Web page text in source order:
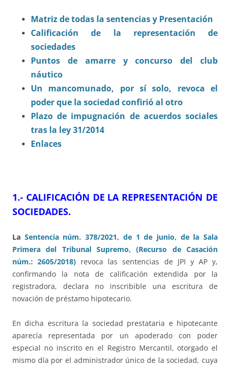
Matriz de todas la sentencias y Presentación
Calificación de la representación de
sociedades
Puntos de amarre y concurso del club
náutico
Un mancomunado, por sí solo, revoca el
poder que la sociedad confirió al otro
Plazo de impugnación de acuerdos sociales
tras la ley 31/2014
Enlaces
1.- CALIFICACIÓN DE LA REPRESENTACIÓN DE
SOCIEDADES.
La Sentencia núm. 378/2021, de 1 de junio, de la Sala
Primera del Tribunal Supremo, (Recurso de Casación
núm.: 2605/2018) revoca las sentencias de JPI y AP y,
confirmando la nota de calificación extendida por la
registradora, declara no inscribible una escritura de
novación de préstamo hipotecario.
En dicha escritura la sociedad prestataria e hipotecante
aparecía representada por un apoderado con poder
especial no inscrito en el Registro Mercantil, otorgado el
mismo día por el administrador único de la sociedad, cuya